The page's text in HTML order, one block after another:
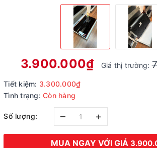
3.900.000₫ Giá thị trường:
Tiết kiệm: 3.300.000₫
Tình trạng: Còn hàng
Số lượng: – +
MUA NGAY VỚI GIÁ